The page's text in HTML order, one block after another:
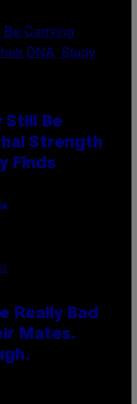
Still Be
Strength
Finds
Really Bad
Mates.